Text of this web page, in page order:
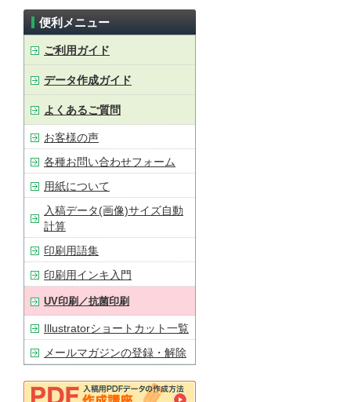
便利メニュー
ご利用ガイド
データ作成ガイド
よくあるご質問
お客様の声
各種お問い合わせフォーム
用紙について
入稿データ(画像)サイズ自動
計算
印刷用語集
印刷用インキ入門
UV印刷／抗菌印刷
Illustratorショートカット一覧
メールマガジンの登録・解除